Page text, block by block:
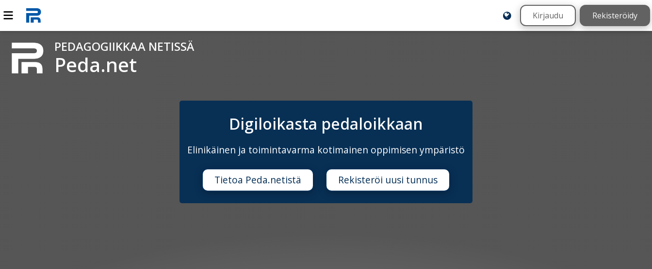
Kirjaudu Rekisteröidy
PEDAGOGIIKKAA NETISSÄ
Peda.net
Digiloikasta pedaloikkaan
Elinikäinen ja toimintavarma kotimainen oppimisen ympäristö
Tietoa Peda.netistä Rekisteröi uusi tunnus